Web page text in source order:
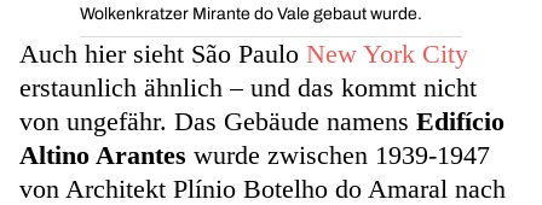
Wolkenkratzer Mirante do Vale gebaut wurde.
Auch hier sieht São Paulo New York City
erstaunlich ähnlich – und das kommt nicht
von ungefähr. Das Gebäude namens Edifício
Altino Arantes wurde zwischen 1939-1947
von Architekt Plínio Botelho do Amaral nach